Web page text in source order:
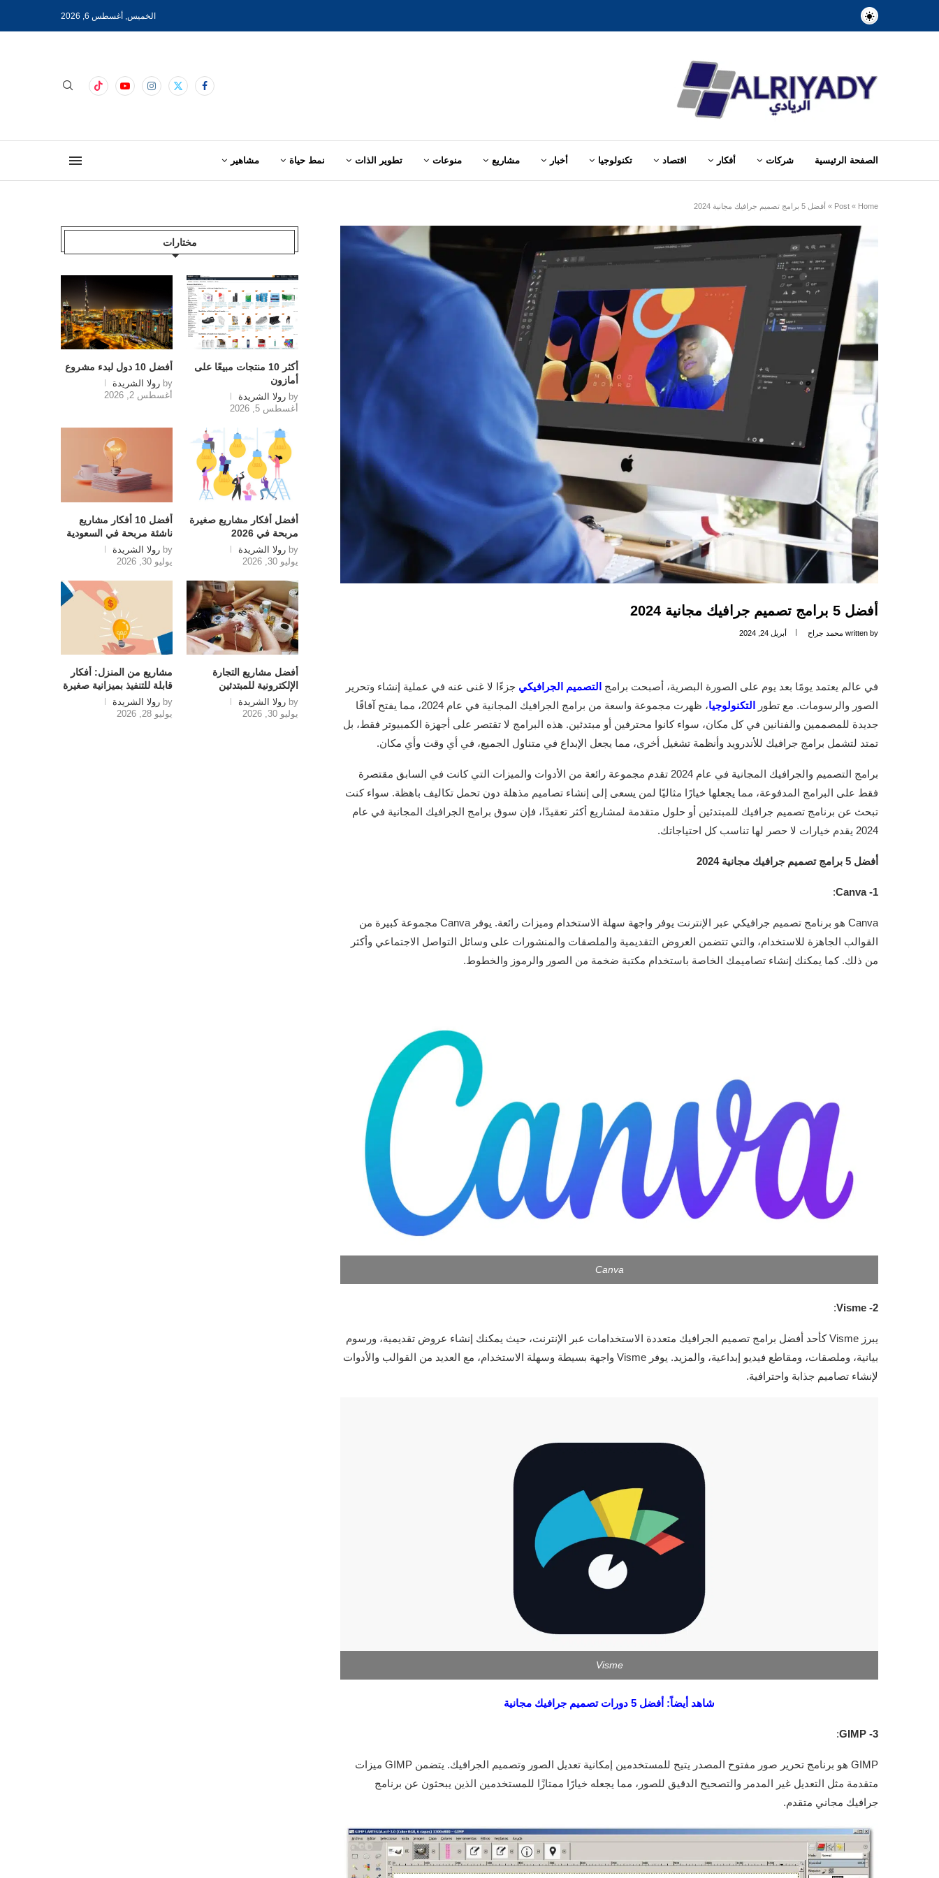
الخميس, أغسطس 6, 2026
الصفحة الرئيسية شركات أفكار اقتصاد تكنولوجيا أخبار مشاريع منوعات تطوير الذات نمط حياة مشاهير
Home
»
Post
» أفضل 5 برامج تصميم جرافيك مجانية 2024
أفضل 5 برامج تصميم جرافيك مجانية 2024
written by محمد جراح أبريل 24, 2024
في عالم يعتمد يومًا بعد يوم على الصورة البصرية، أصبحت برامج التصميم الجرافيكي جزءًا لا غنى عنه في عملية إنشاء وتحرير
الصور والرسومات. مع تطور
التكنولوجيا
، ظهرت مجموعة واسعة من برامج الجرافيك المجانية في عام 2024، مما يفتح آفاقًا
جديدة للمصممين والفنانين في كل مكان، سواء كانوا محترفين أو مبتدئين. هذه البرامج لا تقتصر على أجهزة الكمبيوتر فقط، بل
تمتد لتشمل برامج جرافيك للأندرويد وأنظمة تشغيل أخرى، مما يجعل الإبداع في متناول الجميع، في أي وقت وأي مكان.
برامج التصميم والجرافيك المجانية في عام 2024 تقدم مجموعة رائعة من الأدوات والميزات التي كانت في السابق مقتصرة
فقط على البرامج المدفوعة، مما يجعلها خيارًا مثاليًا لمن يسعى إلى إنشاء تصاميم مذهلة دون تحمل تكاليف باهظة. سواء كنت
تبحث عن برنامج تصميم جرافيك للمبتدئين أو حلول متقدمة لمشاريع أكثر تعقيدًا، فإن سوق برامج الجرافيك المجانية في عام
2024 يقدم خيارات لا حصر لها تناسب كل احتياجاتك.
أفضل 5 برامج تصميم جرافيك مجانية 2024
1- Canva
:
Canva هو برنامج تصميم جرافيكي عبر الإنترنت يوفر واجهة سهلة الاستخدام وميزات رائعة. يوفر Canva مجموعة كبيرة من
القوالب الجاهزة للاستخدام، والتي تتضمن العروض التقديمية والملصقات والمنشورات على وسائل التواصل الاجتماعي وأكثر
من ذلك. كما يمكنك إنشاء تصاميمك الخاصة باستخدام مكتبة ضخمة من الصور والرموز والخطوط.
Canva
2- Visme
:
يبرز Visme كأحد أفضل برامج تصميم الجرافيك متعددة الاستخدامات عبر الإنترنت، حيث يمكنك إنشاء عروض تقديمية، ورسوم
بيانية، وملصقات، ومقاطع فيديو إبداعية، والمزيد. يوفر Visme واجهة بسيطة وسهلة الاستخدام، مع العديد من القوالب والأدوات
لإنشاء تصاميم جذابة واحترافية.
Visme
شاهد أيضاً: أفضل 5 دورات تصميم جرافيك مجانية
3- GIMP
:
GIMP هو برنامج تحرير صور مفتوح المصدر يتيح للمستخدمين إمكانية تعديل الصور وتصميم الجرافيك. يتضمن GIMP ميزات
متقدمة مثل التعديل غير المدمر والتصحيح الدقيق للصور، مما يجعله خيارًا ممتازًا للمستخدمين الذين يبحثون عن برنامج
جرافيك مجاني متقدم.
مختارات
أكثر 10 منتجات مبيعًا على
أمازون
by رولا الشريدة
أغسطس 5, 2026
أفضل 10 دول لبدء مشروع
by رولا الشريدة
أغسطس 2, 2026
أفضل أفكار مشاريع صغيرة
مربحة في 2026
by رولا الشريدة
يوليو 30, 2026
أفضل 10 أفكار مشاريع
ناشئة مربحة في السعودية
by رولا الشريدة
يوليو 30, 2026
أفضل مشاريع التجارة
الإلكترونية للمبتدئين
by رولا الشريدة
يوليو 30, 2026
مشاريع من المنزل: أفكار
قابلة للتنفيذ بميزانية صغيرة
by رولا الشريدة
يوليو 28, 2026